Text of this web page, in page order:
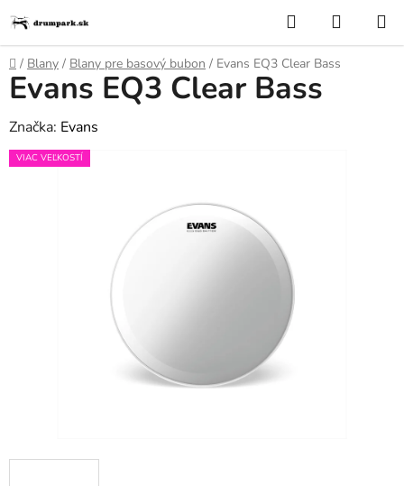
na
obsah
Hľadať
KOŠÍK
Domov
/ Blany / Blany pre basový bubon / Evans EQ3 Clear Bass
Evans EQ3 Clear Bass
Značka: Evans
VIAC VEĽKOSTÍ